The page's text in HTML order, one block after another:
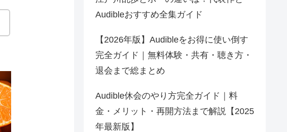
Audibleおすすめ全集ガイド
【2026年版】Audibleをお得に使い倒す
完全ガイド｜無料体験・共有・聴き方・
退会まで総まとめ
Audible休会のやり方完全ガイド｜料
金・メリット・再開方法まで解説【2025
年最新版】